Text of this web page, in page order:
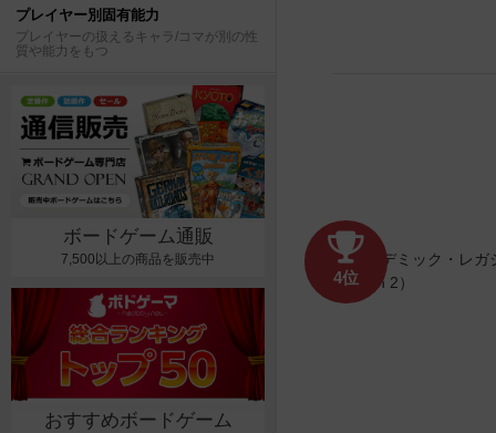
プレイヤー別固有能力
プレイヤーの扱えるキャラ/コマが別の性
質や能力をもつ
ボードゲーム通販
7,500以上の商品を販売中
おすすめボードゲーム
4位